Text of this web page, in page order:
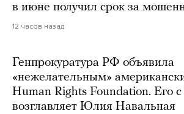
в июне получил срок за
12 часов назад
Генпрокуратура РФ объявила
«нежелательным»
Human Rights Foundation. Его с
возглавляет Юлия Навальная